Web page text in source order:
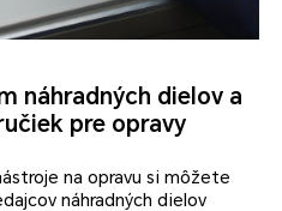
náhradných dielov a
pre opravy
na opravu si môžete
náhradných dielov